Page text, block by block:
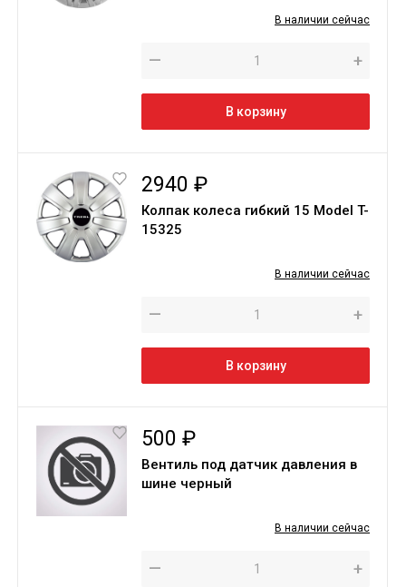
В наличии сейчас
— +
В корзину
2940 ₽
Колпак колеса гибкий 15 Model T-
15325
В наличии сейчас
— +
В корзину
500 ₽
Вентиль под датчик давления в
шине черный
В наличии сейчас
— +